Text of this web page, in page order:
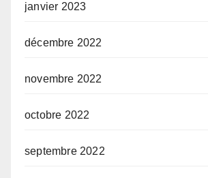
janvier 2023
décembre 2022
novembre 2022
octobre 2022
septembre 2022